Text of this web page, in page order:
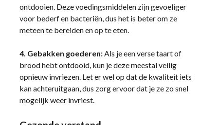
ontdooien. Deze voedingsmiddelen zijn gevoeliger
voor bederf en bacteriën, dus het is beter om ze
meteen te bereiden en op te eten.
4. Gebakken goederen:Als je een verse taart of
brood hebt ontdooid, kun je deze meestal veilig
opnieuw invriezen. Let er wel op dat de kwaliteit iets
kan achteruitgaan, dus zorg ervoor dat je ze zo snel
mogelijk weer invriest.